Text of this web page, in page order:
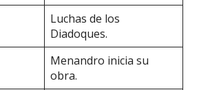
Luchas de los
Diadoques.
Menandro inicia su
obra.